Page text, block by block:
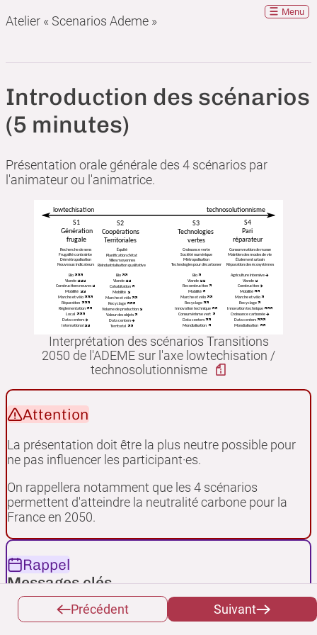
Atelier « Scenarios Ademe »
Menu
Introduction des scénarios
(5 minutes)
Présentation orale générale des 4 scénarios par
l'animateur ou l'animatrice.
Interprétation des scénarios Transitions
2050 de l'ADEME sur l'axe lowtechisation /
technosolutionnisme
Attention
La présentation doit être la plus neutre possible pour
ne pas influencer les participant·es.
On rappellera notamment que les 4 scénarios
permettent d'atteindre la neutralité carbone pour la
France en 2050.
Rappel
Messages clés
Précédent Suivant